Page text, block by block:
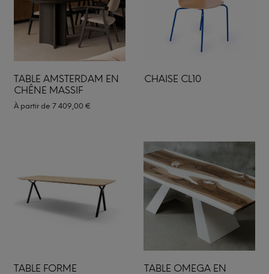
TABLE AMSTERDAM EN
CHÊNE MASSIF
À partir de 7 409,00 €
CHAISE CL10
TABLE FORME TABLE OMEGA EN